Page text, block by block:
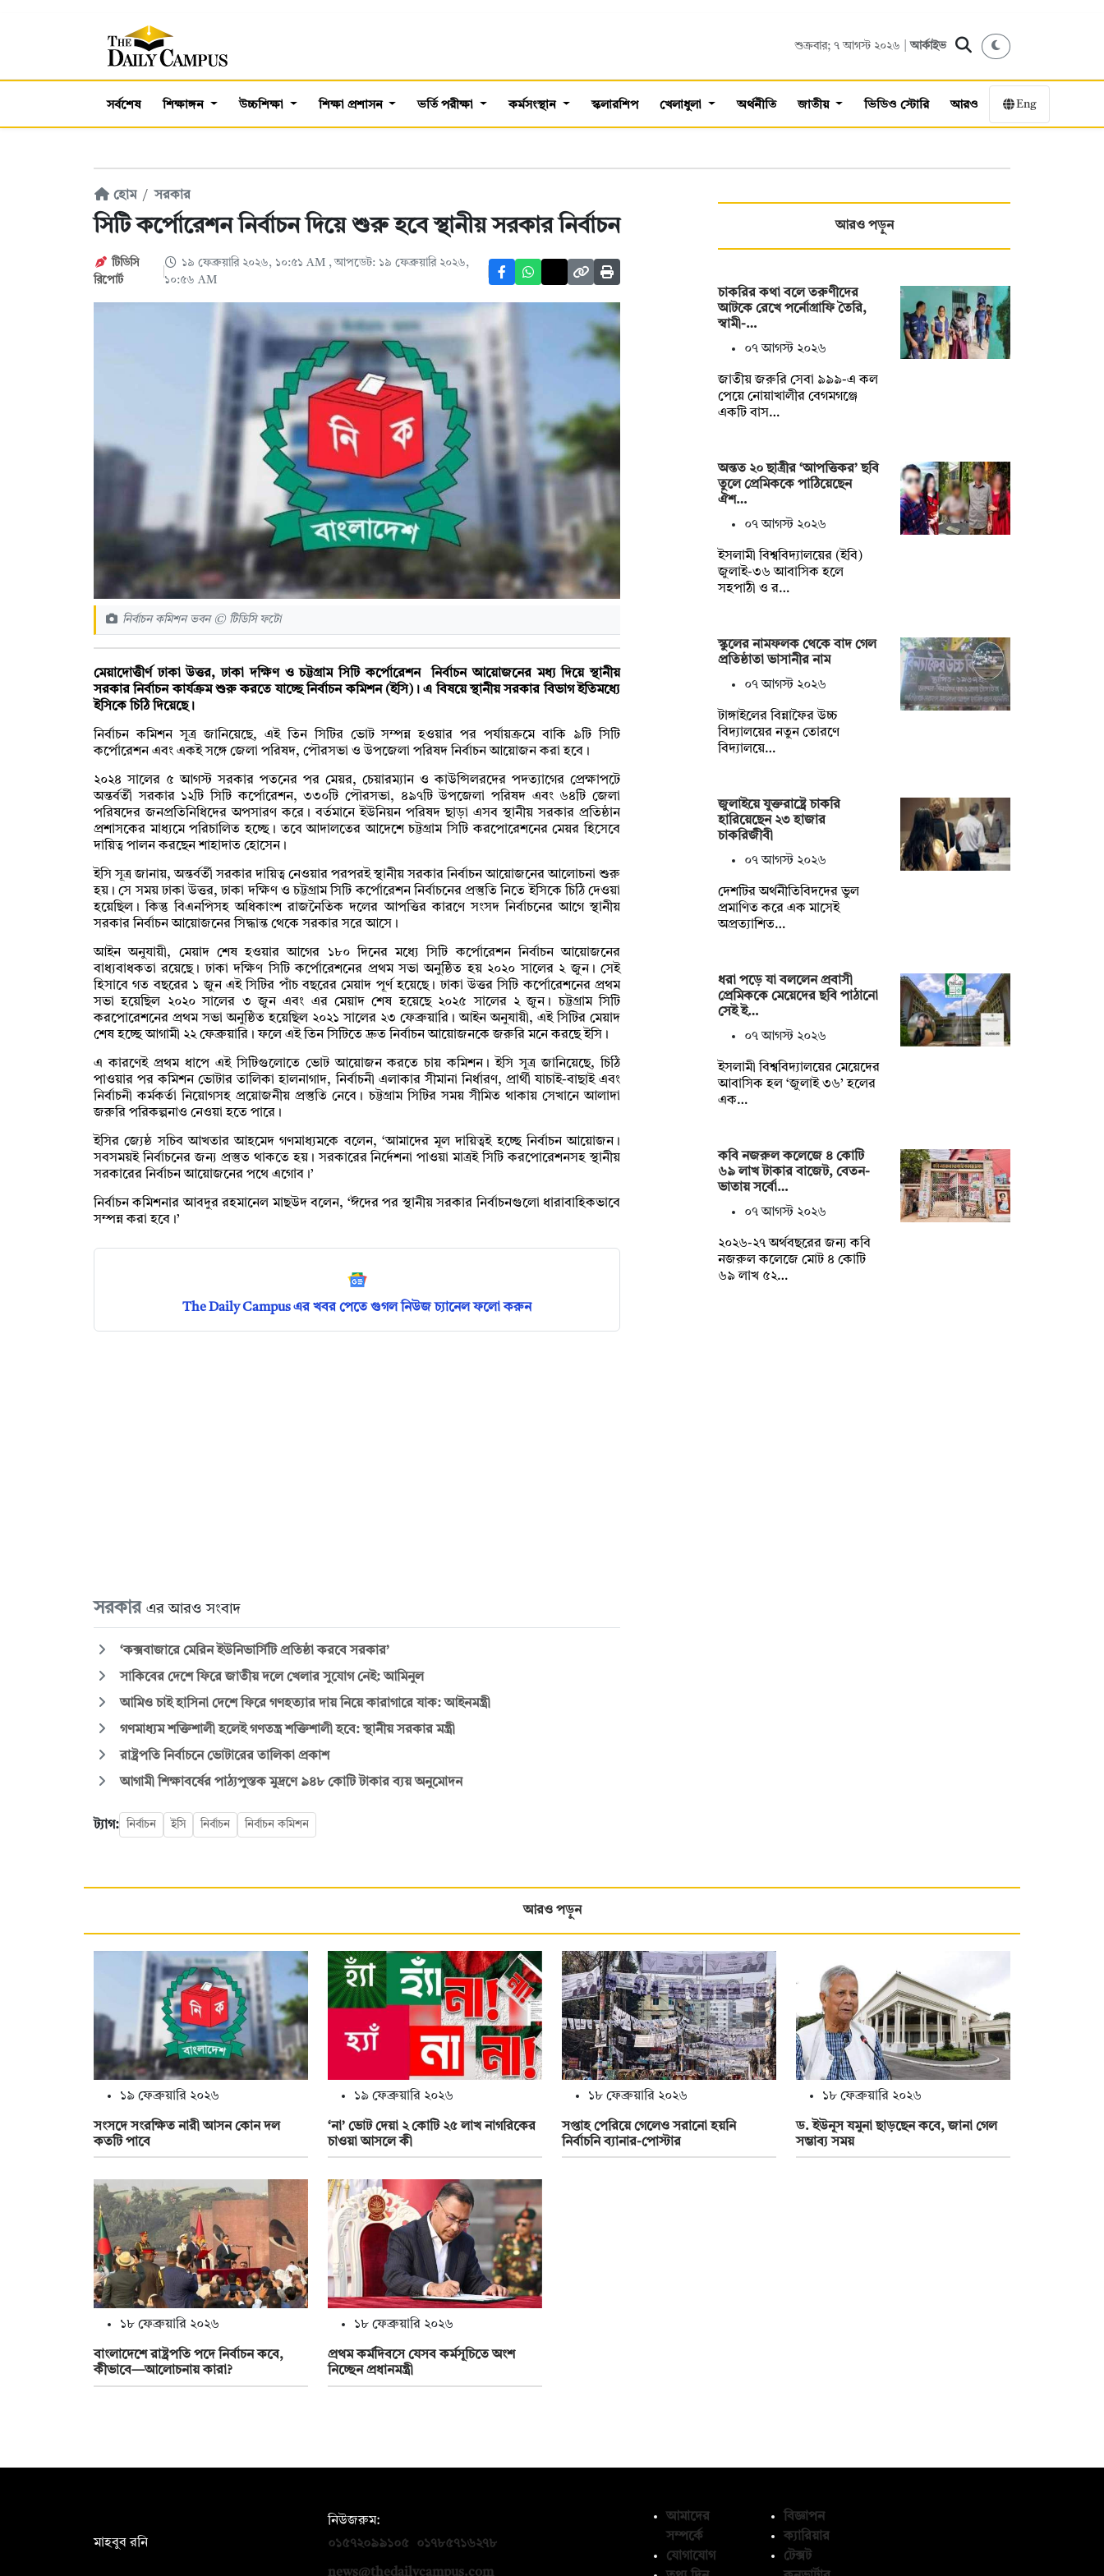
শুক্রবার; ৭ আগস্ট ২০২৬ |আর্কাইভ
সর্বশেষ শিক্ষাঙ্গন উচ্চশিক্ষা শিক্ষা প্রশাসন ভর্তি পরীক্ষা কর্মসংস্থান স্কলারশিপ খেলাধুলা অর্থনীতি জাতীয় ভিডিও স্টোরি আরও Eng
হোম সরকার
সিটি কর্পোরেশন নির্বাচন দিয়ে শুরু হবে স্থানীয় সরকার নির্বাচন
টিডিসি
‍রিপোর্ট
১৯ ফেব্রুয়ারি ২০২৬, ১০:৫১ AM , আপডেট: ১৯ ফেব্রুয়ারি ২০২৬,
১০:৫৬ AM
নির্বাচন কমিশন ভবন © টিডিসি ফটো
মেয়াদোত্তীর্ণ ঢাকা উত্তর, ঢাকা দক্ষিণ ও চট্টগ্রামসিটি কর্পোরেশননির্বাচন আয়োজনের মধ্য দিয়ে স্থানীয়
সরকার নির্বাচন কার্যক্রম শুরু করতে যাচ্ছে নির্বাচন কমিশন (ইসি)। এ বিষয়ে স্থানীয় সরকার বিভাগ ইতিমধ্যে
ইসিকে চিঠি দিয়েছে।
নির্বাচন কমিশন সূত্র জানিয়েছে, এই তিন সিটির ভোট সম্পন্ন হওয়ার পর পর্যায়ক্রমে বাকি ৯টিসিটি
কর্পোরেশন এবং একই সঙ্গে জেলা পরিষদ, পৌরসভা ও উপজেলা পরিষদ নির্বাচন আয়োজন করা হবে।
২০২৪ সালের ৫ আগস্ট সরকার পতনের পর মেয়র, চেয়ারম্যান ও কাউন্সিলরদের পদত্যাগের প্রেক্ষাপটে
অন্তর্বর্তী সরকার ১২টিসিটি কর্পোরেশন, ৩৩০টি পৌরসভা, ৪৯৭টি উপজেলা পরিষদ এবং ৬৪টি জেলা
পরিষদের জনপ্রতিনিধিদের অপসারণ করে। বর্তমানে ইউনিয়ন পরিষদ ছাড়া এসব স্থানীয় সরকার প্রতিষ্ঠান
প্রশাসকের মাধ্যমে পরিচালিত হচ্ছে। তবে আদালতের আদেশে চট্টগ্রাম সিটি করপোরেশনের মেয়র হিসেবে
দায়িত্ব পালন করছেন শাহাদাত হোসেন।
ইসি সূত্র জানায়, অন্তর্বর্তী সরকার দায়িত্ব নেওয়ার পরপরই স্থানীয় সরকার নির্বাচন আয়োজনের আলোচনা শুরু
হয়। সে সময় ঢাকা উত্তর, ঢাকা দক্ষিণ ও চট্টগ্রামসিটি কর্পোরেশননির্বাচনের প্রস্তুতি নিতে ইসিকে চিঠি দেওয়া
হয়েছিল। কিন্তু বিএনপিসহ অধিকাংশ রাজনৈতিক দলের আপত্তির কারণে সংসদ নির্বাচনের আগে স্থানীয়
সরকার নির্বাচন আয়োজনের সিদ্ধান্ত থেকে সরকার সরে আসে।
আইন অনুযায়ী, মেয়াদ শেষ হওয়ার আগের ১৮০ দিনের মধ্যেসিটি কর্পোরেশননির্বাচন আয়োজনের
বাধ্যবাধকতা রয়েছে। ঢাকা দক্ষিণসিটি কর্পোরেশনের প্রথম সভা অনুষ্ঠিত হয় ২০২০ সালের ২ জুন। সেই
হিসাবে গত বছরের ১ জুন এই সিটির পাঁচ বছরের মেয়াদ পূর্ণ হয়েছে। ঢাকা উত্তরসিটি কর্পোরেশনের প্রথম
সভা হয়েছিল ২০২০ সালের ৩ জুন এবং এর মেয়াদ শেষ হয়েছে ২০২৫ সালের ২ জুন। চট্টগ্রাম সিটি
করপোরেশনের প্রথম সভা অনুষ্ঠিত হয়েছিল ২০২১ সালের ২৩ ফেব্রুয়ারি। আইন অনুযায়ী, এই সিটির মেয়াদ
শেষ হচ্ছে আগামী ২২ ফেব্রুয়ারি। ফলে এই তিন সিটিতে দ্রুত নির্বাচন আয়োজনকে জরুরি মনে করছে ইসি।
এ কারণেই প্রথম ধাপে এই সিটিগুলোতে ভোট আয়োজন করতে চায় কমিশন। ইসি সূত্র জানিয়েছে, চিঠি
পাওয়ার পর কমিশন ভোটার তালিকা হালনাগাদ, নির্বাচনী এলাকার সীমানা নির্ধারণ, প্রার্থী যাচাই-বাছাই এবং
নির্বাচনী কর্মকর্তা নিয়োগসহ প্রয়োজনীয় প্রস্তুতি নেবে। চট্টগ্রাম সিটির সময় সীমিত থাকায় সেখানে আলাদা
জরুরি পরিকল্পনাও নেওয়া হতে পারে।
ইসির জ্যেষ্ঠ সচিব আখতার আহমেদ গণমাধ্যমকে বলেন, ‘আমাদের মূল দায়িত্বই হচ্ছে নির্বাচন আয়োজন।
সবসময়ই নির্বাচনের জন্য প্রস্তুত থাকতে হয়। সরকারের নির্দেশনা পাওয়া মাত্রই সিটি করপোরেশনসহ স্থানীয়
সরকারের নির্বাচন আয়োজনের পথে এগোব।’
নির্বাচন কমিশনার আবদুর রহমানেল মাছউদ বলেন, ‘ঈদের পর স্থানীয় সরকার নির্বাচনগুলো ধারাবাহিকভাবে
সম্পন্ন করা হবে।’
The Daily Campus এর খবর পেতে গুগল নিউজ চ্যানেল ফলো করুন
সরকার এর আরও সংবাদ
‘কক্সবাজারে মেরিন ইউনিভার্সিটি প্রতিষ্ঠা করবে সরকার’
সাকিবের দেশে ফিরে জাতীয় দলে খেলার সুযোগ নেই: আমিনুল
আমিও চাই হাসিনা দেশে ফিরে গণহত্যার দায় নিয়ে কারাগারে যাক: আইনমন্ত্রী
গণমাধ্যম শক্তিশালী হলেই গণতন্ত্র শক্তিশালী হবে: স্থানীয় সরকার মন্ত্রী
রাষ্ট্রপতি নির্বাচনে ভোটারের তালিকা প্রকাশ
আগামী শিক্ষাবর্ষের পাঠ্যপুস্তক মুদ্রণে ৯৪৮ কোটি টাকার ব্যয় অনুমোদন
ট্যাগ: নির্বাচন ইসি নির্বাচন নির্বাচন কমিশন
আরও পড়ুন
চাকরির কথা বলে তরুণীদের
আটকে রেখে পর্নোগ্রাফি তৈরি,
স্বামী-…
০৭ আগস্ট ২০২৬
জাতীয় জরুরি সেবা ৯৯৯-এ কল
পেয়ে নোয়াখালীর বেগমগঞ্জে
একটি বাস…
অন্তত ২০ ছাত্রীর ‘আপত্তিকর’ ছবি
তুলে প্রেমিককে পাঠিয়েছেন
ঐশ…
০৭ আগস্ট ২০২৬
ইসলামী বিশ্ববিদ্যালয়ের (ইবি)
জুলাই-৩৬ আবাসিক হলে
সহপাঠী ও র…
স্কুলের নামফলক থেকে বাদ গেল
প্রতিষ্ঠাতা ভাসানীর নাম
০৭ আগস্ট ২০২৬
টাঙ্গাইলের বিন্নাফৈর উচ্চ
বিদ্যালয়ের নতুন তোরণে
বিদ্যালয়ে…
জুলাইয়ে যুক্তরাষ্ট্রে চাকরি
হারিয়েছেন ২৩ হাজার
চাকরিজীবী
০৭ আগস্ট ২০২৬
দেশটির অর্থনীতিবিদদের ভুল
প্রমাণিত করে এক মাসেই
অপ্রত্যাশিত…
ধরা পড়ে যা বললেন প্রবাসী
প্রেমিককে মেয়েদের ছবি পাঠানো
সেই ই…
০৭ আগস্ট ২০২৬
ইসলামী বিশ্ববিদ্যালয়ের মেয়েদের
আবাসিক হল ‘জুলাই ৩৬’ হলের
এক…
কবি নজরুল কলেজে ৪ কোটি
৬৯ লাখ টাকার বাজেট, বেতন-
ভাতায় সর্বো…
০৭ আগস্ট ২০২৬
২০২৬-২৭ অর্থবছরের জন্য কবি
নজরুল কলেজে মোট ৪ কোটি
৬৯ লাখ ৫২…
আরও পড়ুন
১৯ ফেব্রুয়ারি ২০২৬
সংসদে সংরক্ষিত নারী আসন কোন দল
কতটি পাবে
১৯ ফেব্রুয়ারি ২০২৬
‘না’ ভোট দেয়া ২ কোটি ২৫ লাখ নাগরিকের
চাওয়া আসলে কী
১৮ ফেব্রুয়ারি ২০২৬
সপ্তাহ পেরিয়ে গেলেও সরানো হয়নি
নির্বাচনি ব্যানার-পোস্টার
১৮ ফেব্রুয়ারি ২০২৬
ড. ইউনূস যমুনা ছাড়ছেন কবে, জানা গেল
সম্ভাব্য সময়
১৮ ফেব্রুয়ারি ২০২৬
বাংলাদেশে রাষ্ট্রপতি পদে নির্বাচন কবে,
কীভাবে—আলোচনায় কারা?
১৮ ফেব্রুয়ারি ২০২৬
প্রথম কর্মদিবসে যেসব কর্মসূচিতে অংশ
নিচ্ছেন প্রধানমন্ত্রী
মাহবুব রনি
নিউজরুম:
০১৫৭২০৯৯১০৫
০১৭৮৫৭১৬২৭৮
news@thedailycampus.com
আমাদের
সম্পর্কে
যোগাযোগ
বিজ্ঞাপন
ক্যারিয়ার
টেক্সট